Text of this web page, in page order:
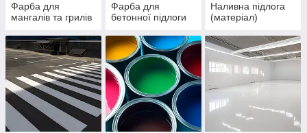
Фарба для
мангалів та грилів
Фарба для
бетонної підлоги
Наливна підлога
(матеріал)